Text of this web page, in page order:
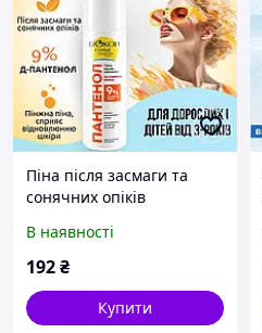
Піна після засмаги та
сонячних опіків
В наявності
192₴
Купити